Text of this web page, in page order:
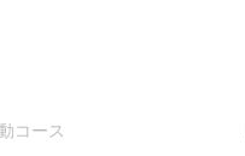
コース